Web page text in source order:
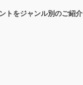
トをジャンル別のご紹介